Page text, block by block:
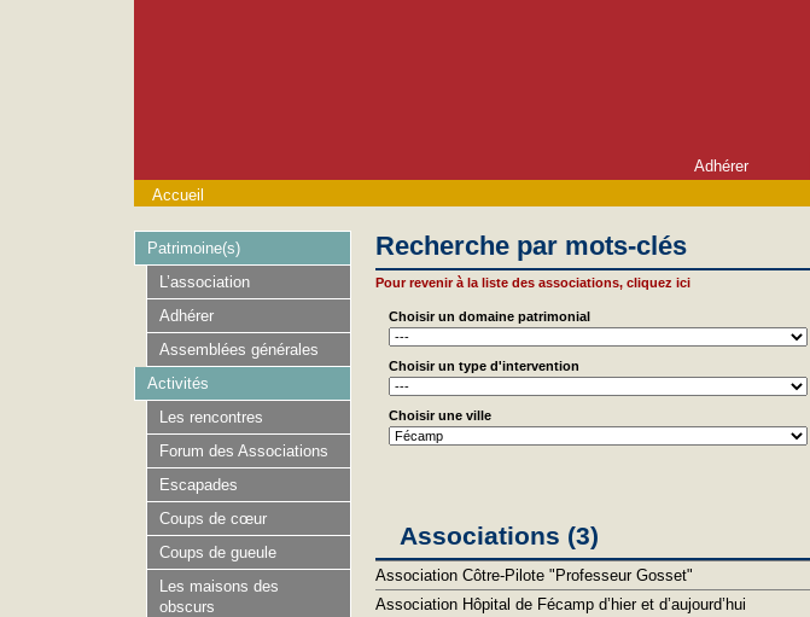
Adhérer
Accueil
Recherche par mots-clés
Pour revenir à la liste des associations, cliquez ici
Choisir un domaine patrimonial
Choisir un type d'intervention
Choisir une ville
Associations (3)
Association Côtre-Pilote "Professeur Gosset"
Association Hôpital de Fécamp d’hier et d’aujourd’hui
Patrimoine(s)
L’association
Adhérer
Assemblées générales
Activités
Les rencontres
Forum des Associations
Escapades
Coups de cœur
Coups de gueule
Les maisons des
obscurs